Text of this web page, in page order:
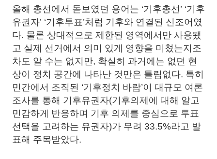
올해 총선에서 돋보였던 용어는 ‘기후총선’ ‘기후
유권자’ ‘기후투표’처럼 기후와 연결된 신조어였
다. 물론 상대적으로 제한된 영역에서만 사용됐
고 실제 선거에서 의미 있게 영향을 미쳤는지조
차도 알 수는 없지만, 확실히 과거에는 없던 현
상이 정치 공간에 나타난 것만은 틀림없다. 특히
민간에서 조직된 ‘기후정치 바람’이 대규모 여론
조사를 통해 기후유권자(기후의제에 대해 알고
민감하게 반응하며 기후 의제를 중심으로 투표
선택을 고려하는 유권자)가 무려 33.5%라고 발
표해 주목받았다.